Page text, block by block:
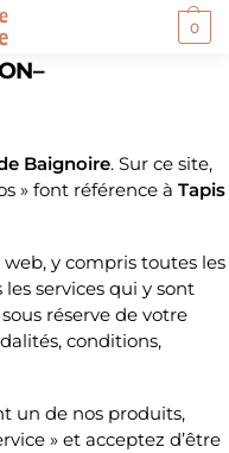
0
Baignoire. Sur ce site,
» font référence à Tapis
web, y compris toutes les
services qui y sont
réserve de votre
conditions,
un de nos produits,
» et acceptez d’être